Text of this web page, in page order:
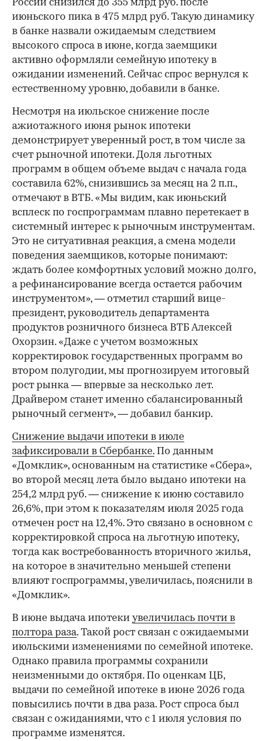
России снизился до 355 млрд руб. после
июньского пика в 475 млрд руб. Такую динамику
в банке назвали ожидаемым следствием
высокого спроса в июне, когда заемщики
активно оформляли семейную ипотеку в
ожидании изменений. Сейчас спрос вернулся к
естественному уровню, добавили в банке.
Несмотря на июльское снижение после
ажиотажного июня рынок ипотеки
демонстрирует уверенный рост, в том числе за
счет рыночной ипотеки. Доля льготных
программ в общем объеме выдач с начала года
составила 62%, снизившись за месяц на 2 п.п.,
отмечают в ВТБ. «Мы видим, как июньский
всплеск по госпрограммам плавно перетекает в
системный интерес к рыночным инструментам.
Это не ситуативная реакция, а смена модели
поведения заемщиков, которые понимают:
ждать более комфортных условий можно долго,
а рефинансирование всегда остается рабочим
инструментом», — отметил старший вице-
президент, руководитель департамента
продуктов розничного бизнеса ВТБ Алексей
Охорзин. «Даже с учетом возможных
корректировок государственных программ во
втором полугодии, мы прогнозируем итоговый
рост рынка — впервые за несколько лет.
Драйвером станет именно сбалансированный
рыночный сегмент», — добавил банкир.
Снижение выдачи ипотеки в июле
зафиксировали в Сбербанке. По данным
«Домклик», основанным на статистике «Сбера»,
во второй месяц лета было выдано ипотеки на
254,2 млрд руб. — снижение к июню составило
26,6%, при этом к показателям июля 2025 года
отмечен рост на 12,4%. Это связано в основном с
корректировкой спроса на льготную ипотеку,
тогда как востребованность вторичного жилья,
на которое в значительно меньшей степени
влияют госпрограммы, увеличилась, пояснили в
«Домклик».
В июне выдача ипотеки увеличилась почти в
полтора раза. Такой рост связан с ожидаемыми
июльскими изменениями по семейной ипотеке.
Однако правила программы сохранили
неизменными до октября. По оценкам ЦБ,
выдачи по семейной ипотеке в июне 2026 года
повысились почти в два раза. Рост спроса был
связан с ожиданиями, что с 1 июля условия по
программе изменятся.